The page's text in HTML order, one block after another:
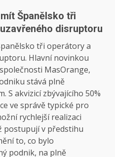
Španělsko tři
disruptoru
tři operátory a
Hlavní novinkou
MasOrange,
stává plně
S akvizicí zbývajícího 50%
ve správě typické pro
rychlejší realizaci
postupují v předstihu
to, co bylo
podnik, na plně